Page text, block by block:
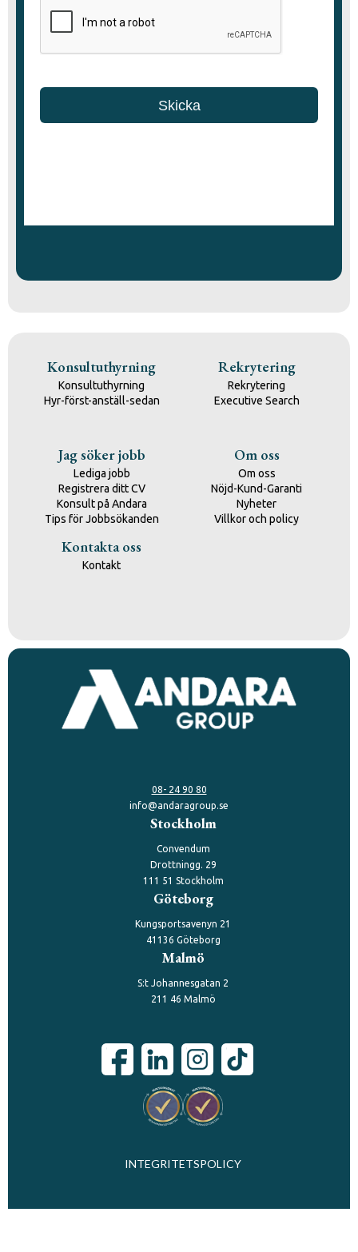
Konsultuthyrning
Konsultuthyrning
Hyr-först-anställ-sedan
Rekrytering
Rekrytering
Executive Search
Jag söker jobb
Lediga jobb
Registrera ditt CV
Konsult på Andara
Tips för Jobbsökanden
Om oss
Om oss
Nöjd-Kund-Garanti
Nyheter
Villkor och policy
Kontakta oss
Kontakt
08- 24 90 80
info@andaragroup.se
Stockholm
Convendum
Drottningg. 29
111 51 Stockholm
Göteborg
Kungsportsavenyn 21
41136 Göteborg
Malmö
S:t Johannesgatan 2
211 46 Malmö
INTEGRITETSPOLICY